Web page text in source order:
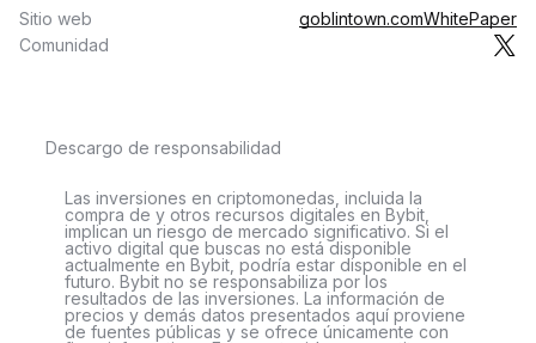
Sitio web goblintown.comWhitePaper
Comunidad
Descargo de responsabilidad
Las inversiones en criptomonedas, incluida la
compra de y otros recursos digitales en Bybit,
implican un riesgo de mercado significativo. Si el
activo digital que buscas no está disponible
actualmente en Bybit, podría estar disponible en el
futuro. Bybit no se responsabiliza por los
resultados de las inversiones. La información de
precios y demás datos presentados aquí proviene
de fuentes públicas y se ofrece únicamente con